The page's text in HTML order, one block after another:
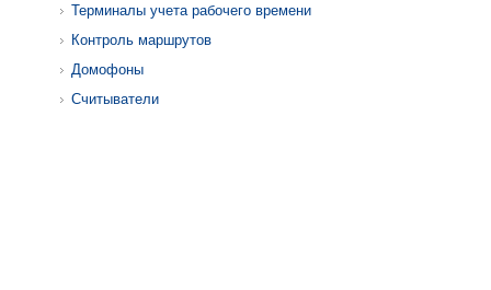
Терминалы учета рабочего времени
Контроль маршрутов
Домофоны
Считыватели